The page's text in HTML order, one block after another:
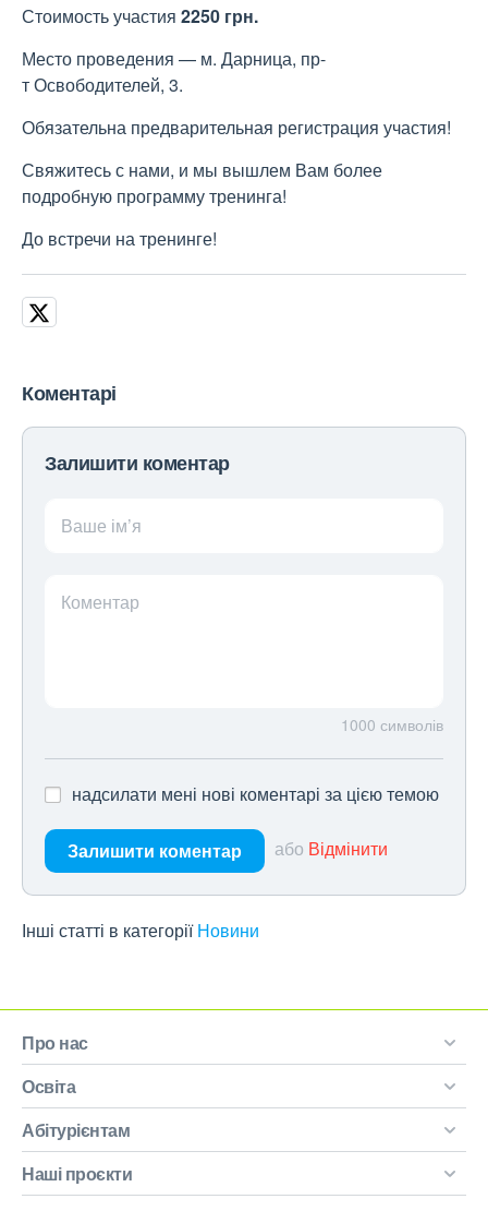
Стоимость участия 2250 грн.
Место проведения — м. Дарница, пр-
т Освободителей, 3.
Обязательна предварительная регистрация участия!
Свяжитесь с нами, и мы вышлем Вам более
подробную программу тренинга!
До встречи на тренинге!
Коментарі
Залишити коментар
Ваше ім’я
Коментар
1000 символів
надсилати мені нові коментарі за цією темою
Залишити коментар або Відмінити
Інші статті в категорії Новини
Про нас
Освіта
Абітурієнтам
Наші проєкти